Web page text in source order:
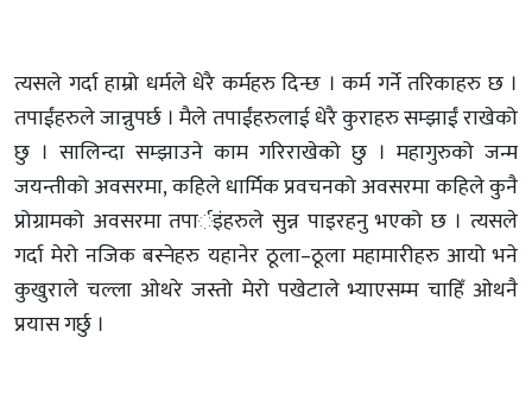
त्यसले गर्दा हाम्रो धर्मले धेरै कर्महरु दिन्छ । कर्म गर्ने तरिकाहरु छ ।
तपाईंहरुले जान्नुपर्छ । मैले तपाईंहरुलाई धेरै कुराहरु सम्झाईं राखेको
छु । सालिन्दा सम्झाउने काम गरिराखेको छु । महागुरुको जन्म
जयन्तीको अवसरमा, कहिले धार्मिक प्रवचनको अवसरमा कहिले कुनै
प्रोग्रामको अवसरमा तपार्इंहरुले सुन्न पाइरहनु भएको छ । त्यसले
गर्दा मेरो नजिक बस्नेहरु यहानेर ठूला–ठूला महामारीहरु आयो भने
कुखुराले चल्ला ओथरे जस्तो मेरो पखेटाले भ्याएसम्म चाहिँ ओथनै
प्रयास गर्छु ।